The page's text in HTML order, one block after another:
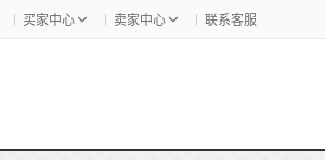
买家中心 卖家中心 联系客服